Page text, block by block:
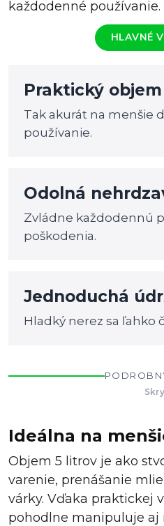
každodenné používanie.
HLAVNÉ
Praktický
Tak akurát na menšie
používanie.
Odolná
Zvládne každodennú
poškodenia.
Jednoduchá
Hladký nerez sa ľahko
Ideálna na
Objem 5 litrov je ako
varenie, prenášanie
várky. Vďaka praktickej
pohodlne manipuluje aj